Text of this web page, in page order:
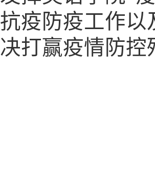
抗疫防疫工作以
决打赢疫情防控